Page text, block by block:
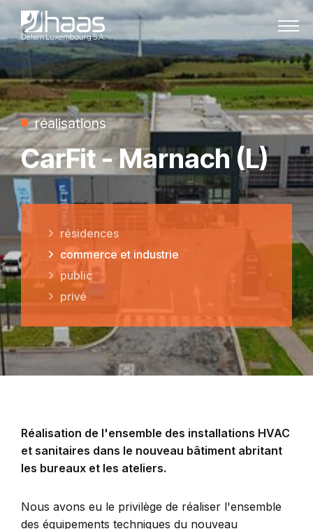
Passer au contenu
réalisations
CarFit - Marnach (L)
résidences
commerce et industrie
public
privé
Réalisation de l'ensemble des installations HVAC
et sanitaires dans le nouveau bâtiment abritant
les bureaux et les ateliers.
Nous avons eu le privilège de réaliser l'ensemble
des équipements techniques du nouveau